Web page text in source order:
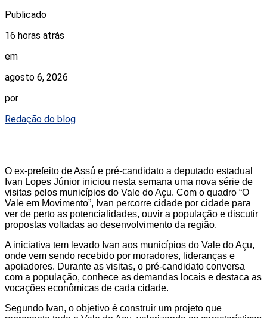
Publicado
16 horas atrás
em
agosto 6, 2026
por
Redação do blog
O ex-prefeito de Assú e pré-candidato a deputado estadual
Ivan Lopes Júnior iniciou nesta semana uma nova série de
visitas pelos municípios do Vale do Açu. Com o quadro “O
Vale em Movimento”, Ivan percorre cidade por cidade para
ver de perto as potencialidades, ouvir a população e discutir
propostas voltadas ao desenvolvimento da região.
A iniciativa tem levado Ivan aos municípios do Vale do Açu,
onde vem sendo recebido por moradores, lideranças e
apoiadores. Durante as visitas, o pré-candidato conversa
com a população, conhece as demandas locais e destaca as
vocações econômicas de cada cidade.
Segundo Ivan, o objetivo é construir um projeto que